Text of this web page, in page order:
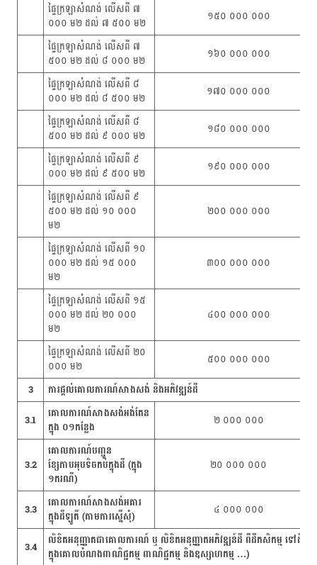
ផ្ទៃក្រឡាសំណង់ លើសពី ៧
០០០ ម២ ដល់ ៧ ៥០០ ម២
១៥០ ០០០ ០០០
ផ្ទៃក្រឡាសំណង់ លើសពី ៧
៥០០ ម២ ដល់ ៨ ០០០ ម២
១៦០ ០០០ ០០០
ផ្ទៃក្រឡាសំណង់ លើសពី ៨
០០០ ម២ ដល់ ៨ ៥០០ ម២
១៧០ ០០០ ០០០
ផ្ទៃក្រឡាសំណង់ លើសពី ៨
៥០០ ម២ ដល់ ៩ ០០០ ម២
១៨០ ០០០ ០០០
ផ្ទៃក្រឡាសំណង់ លើសពី ៩
០០០ ម២ ដល់ ៩ ៥០០ ម២
១៩០ ០០០​ ០០០
ផ្ទៃក្រឡាសំណង់ លើសពី ៩
៥០០ ម២ ដល់ ១០ ០០០
ម២
២០០ ០០០ ០០០
ផ្ទៃក្រឡាសំណង់ លើសពី ១០
០០០ ម២ ដល់ ១៥ ០០០
ម២
៣០០ ០០០ ០០០
ផ្ទៃក្រឡាសំណង់ លើសពី ១៥
០០០ ម២ ដល់ ២០ ០០០
ម២
៤០០ ០០០ ០០០
ផ្ទៃក្រឡាសំណង់ លើសពី ២០
០០០ ម២
៥០០ ០០០ ០០០
3
ការផ្ដល់គោលការណ៍សាងសង់ និងអភិវឌ្ឍន៍ដី
3.1
គោលការណ៍សាងសង់អង់តែន
ក្នុង ០១កន្លែង
២ ០០០ ០០០
3.2
គោលការណ៍បញ្ជូន
ខ្សែកាបអុបទិចកប់ក្នុងដី (ក្នុង
១ករណី)
២០ ០០០ ០០០
3.3
គោលការណ៍សាងសង់អគារ
ក្នុងដីឡូតិ៍ (តាមការស្នើសុំ)
៤ ០០០ ០០០
3.4
លិខិតអនុញ្ញាតជាគោលការណ៍ ឬ លិខិតអនុញ្ញាតអភិវឌ្ឍន៍ដី ពីដីកសិកម្ម ទៅដី
ក្នុងគោលបំណងពាណិជ្ជកម្ម ពាណិជ្ជកម្ម និងឧស្សាហកម្ម …)